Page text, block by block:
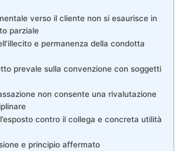
verso il cliente non si esaurisce in
parziale
e permanenza della condotta
prevale sulla convenzione con soggetti
non consente una rivalutazione
contro il collega e concreta utilità
e principio affermato